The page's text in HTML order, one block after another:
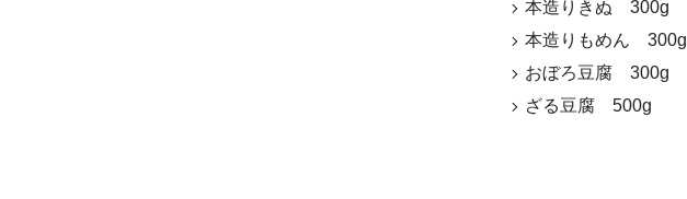
本造りきぬ 300g
本造りもめん 300g
おぼろ豆腐 300g
ざる豆腐 500g